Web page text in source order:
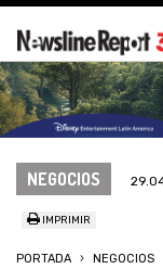
NEGOCIOS
IMPRIMIR
PORTADA NEGOCIOS